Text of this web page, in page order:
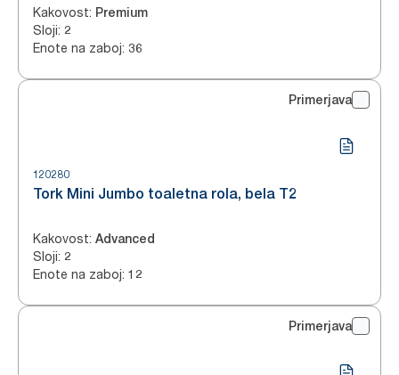
Kakovost: Premium
Sloji: 2
Enote na zaboj: 36
Primerjava
120280
Tork Mini Jumbo toaletna rola, bela T2
Kakovost: Advanced
Sloji: 2
Enote na zaboj: 12
Primerjava